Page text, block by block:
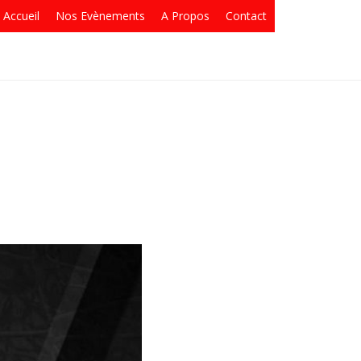
Accueil Nos Evènements A Propos Contact